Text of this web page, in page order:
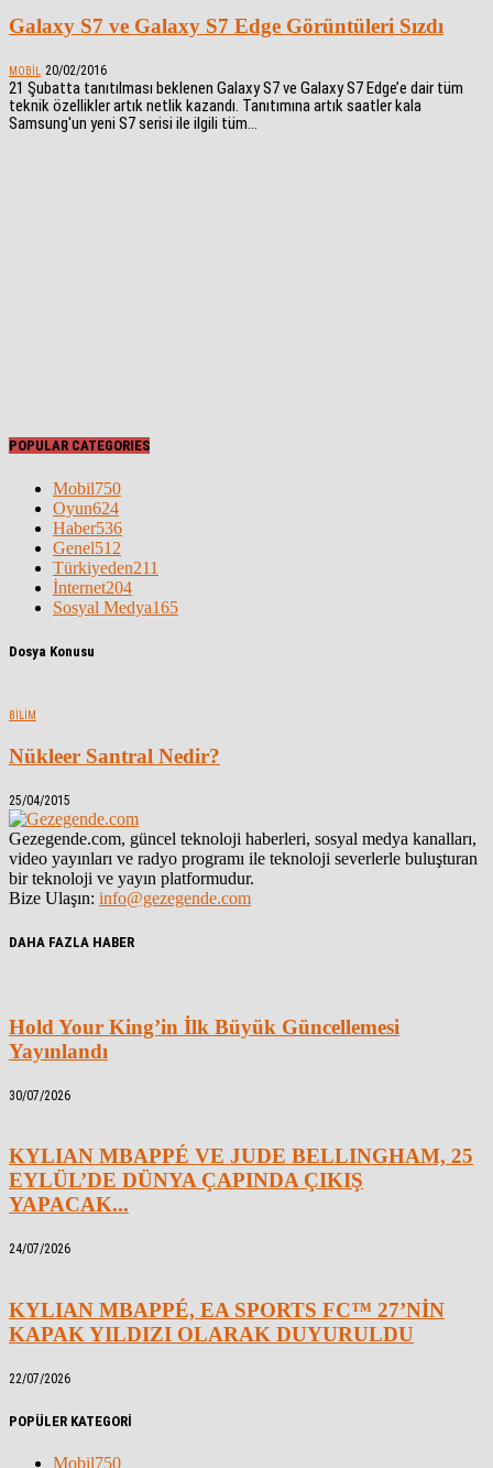
Galaxy S7 ve Galaxy S7 Edge Görüntüleri Sızdı
MOBIL 20/02/2016
21 Şubatta tanıtılması beklenen Galaxy S7 ve Galaxy S7 Edge’e dair tüm
teknik özellikler artık netlik kazandı. Tanıtımına artık saatler kala
Samsung'un yeni S7 serisi ile ilgili tüm...
POPULAR CATEGORIES
Mobil750
Oyun624
Haber536
Genel512
Türkiyeden211
İnternet204
Sosyal Medya165
Dosya Konusu
BILIM
Nükleer Santral Nedir?
25/04/2015
Gezegende.com, güncel teknoloji haberleri, sosyal medya kanalları,
video yayınları ve radyo programı ile teknoloji severlerle buluşturan
bir teknoloji ve yayın platformudur.
Bize Ulaşın: info@gezegende.com
DAHA FAZLA HABER
Hold Your King’in İlk Büyük Güncellemesi
Yayınlandı
30/07/2026
KYLIAN MBAPPÉ VE JUDE BELLINGHAM, 25
EYLÜL’DE DÜNYA ÇAPINDA ÇIKIŞ
YAPACAK...
24/07/2026
KYLIAN MBAPPÉ, EA SPORTS FC™ 27’NİN
KAPAK YILDIZI OLARAK DUYURULDU
22/07/2026
POPÜLER KATEGORİ
Mobil750